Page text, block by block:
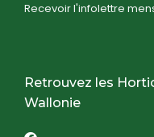
Recevoir l'infolettre
Retrouvez les
Wallonie